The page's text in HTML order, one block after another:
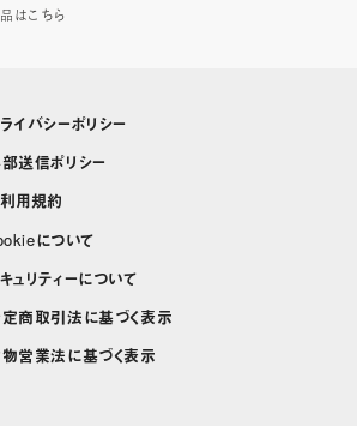
はこちら
イバシーポリシー
送信ポリシー
用規約
について
ュリティーについて
商取引法に基づく表示
営業法に基づく表示